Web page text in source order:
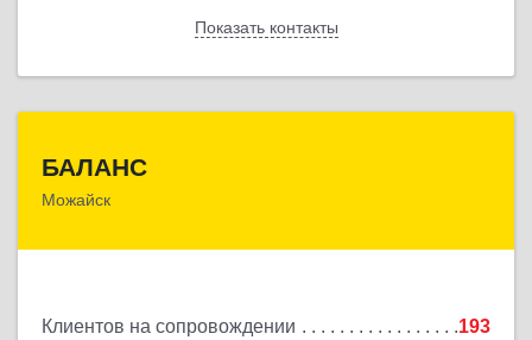
Показать контакты
Назад
БАЛАНС
Можайск
Клиентов на сопровождении
193
143200, Московская обл, Можайский р-н, Можайск